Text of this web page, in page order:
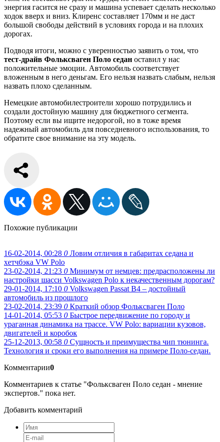
энергия гасится не сразу и машина успевает сделать несколько
ходок вверх и вниз. Клиренс составляет 170мм и не даст
большой свободы действий в условиях города и на плохих
дорогах.
Подводя итоги, можно с уверенностью заявить о том, что
тест-драйв Фольксваген Поло седан оставил у нас
положительные эмоции. Автомобиль соответствует
вложенным в него деньгам. Его нельзя назвать слабым, нельзя
назвать плохо сделанным.
Немецкие автомобилестроители хорошо потрудились и
создали достойную машину для бюджетного сегмента.
Поэтому если вы ищите недорогой, но в тоже время
надежный автомобиль для повседневного использования, то
обратите свое внимание на эту модель.
Похожие публикации
16-02-2014, 00:28 0 Ловим отличия в габаритах седана и
хетчбэка VW Polo
23-02-2014, 21:23 0 Минимум от немцев: предрасположены ли
настройки шасси Volkswagen Polo к некачественным дорогам?
29-01-2014, 17:10 0 Volkswagen Passat В4 – достойный
автомобиль из прошлого
23-02-2014, 23:39 0 Краткий обзор Фольксваген Поло
14-01-2014, 05:53 0 Быстрое передвижение по городу и
ураганная динамика на трассе. VW Polo: вариации кузовов,
двигателей и коробок
25-12-2013, 00:58 0 Сущность и преимущества чип тюнинга.
Технология и сроки его выполнения на примере Поло-седан.
Комментарии0
Комментариев к статье "Фольксваген Поло седан - мнение
экспертов." пока нет.
Добавить комментарий